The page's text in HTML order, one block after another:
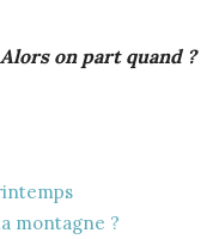
Alors on part quand ?
montagne ?